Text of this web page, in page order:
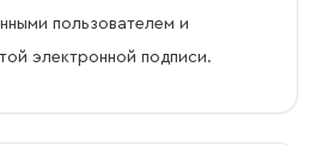
пользователем и
электронной подписи.